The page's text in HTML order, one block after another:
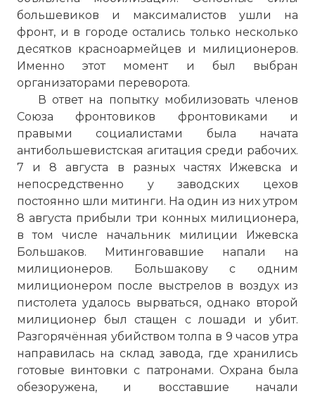
большевиков и максималистов ушли на
фронт, и в городе остались только несколько
десятков красноармейцев и милиционеров.
Именно этот момент и был выбран
организаторами переворота.
В ответ на попытку мобилизовать членов
Союза фронтовиков фронтовиками и
правыми социалистами была начата
антибольшевистская агитация среди рабочих.
7 и 8 августа в разных частях Ижевска и
непосредственно у заводских цехов
постоянно шли митинги. На один из них утром
8 августа прибыли три конных милиционера,
в том числе начальник милиции Ижевска
Большаков. Митинговавшие напали на
милиционеров. Большакову с одним
милиционером после выстрелов в воздух из
пистолета удалось вырваться, однако второй
милиционер был стащен с лошади и убит.
Разгорячённая убийством толпа в 9 часов утра
направилась на склад завода, где хранились
готовые винтовки с патронами. Охрана была
обезоружена, и восставшие начали